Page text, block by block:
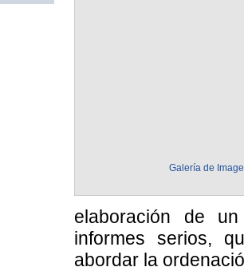
Galería de
elaboración de
informes serios,
abordar la